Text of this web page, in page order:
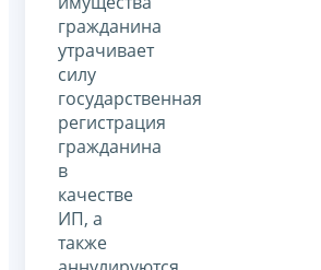
гражданина
утрачивает
силу
государственная
регистрация
гражданина
в
качестве
ИП, а
также